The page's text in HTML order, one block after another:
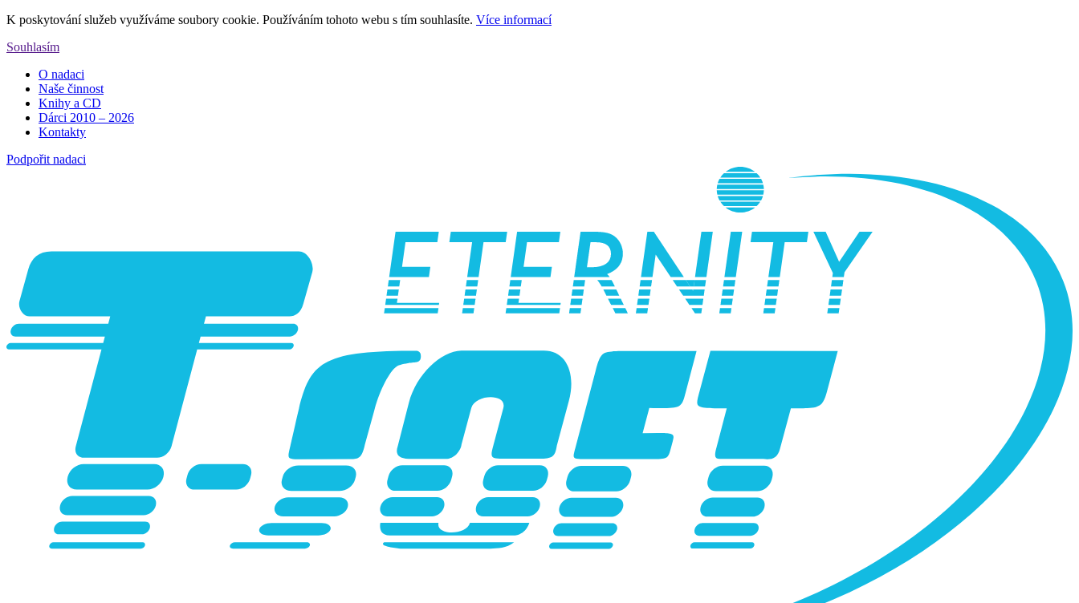
K poskytování služeb využíváme soubory cookie. Používáním tohoto webu s tím souhlasíte. Více informací
Souhlasím
O nadaci
Naše činnost
Knihy a CD
Dárci 2010 – 2026
Kontakty
Podpořit nadaci